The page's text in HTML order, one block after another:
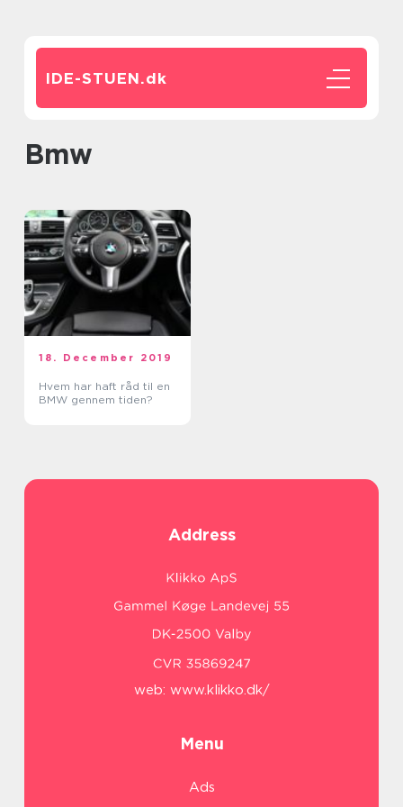
IDE-STUEN.dk
bmw
18. December 2019
Hvem har haft råd til en
BMW gennem tiden?
Address
web: www.klikko.dk/
Menu
Ads